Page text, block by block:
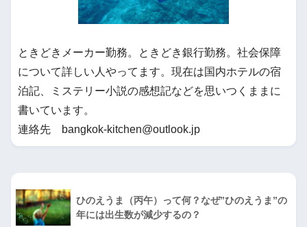
ときどきメーカー勤務。ときどき銀行勤務。社会保障
について詳しい人やってます。現在は国内ホテルの宿
泊記、ミステリー小説の感想記などを思いつくままに
書いています。
連絡先 bangkok-kitchen@outlook.jp
ひのえうま（丙午）って何？なぜ”ひのえうま”の
年には出生数が減少するの？